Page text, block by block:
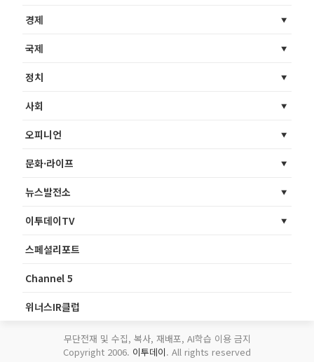
경제
국제
정치
사회
오피니언
문화·라이프
뉴스발전소
이투데이TV
스페셜리포트
Channel 5
위너스IR클럽
무단전재 및 수집, 복사, 재배포, AI학습 이용 금지
Copyright 2006. 이투데이. All rights reserved